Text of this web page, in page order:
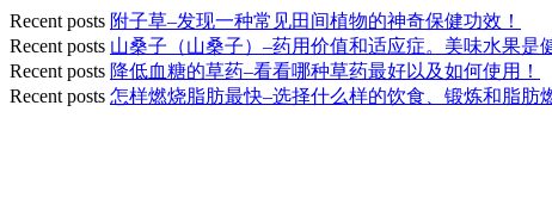
Recent posts 附子草–发现一种常见田间植物的神奇保健功效！
Recent posts 山桑子（山桑子）–药用价值和适应症。美味水果是
Recent posts 降低血糖的草药–看看哪种草药最好以及如何使用！
Recent posts 怎样燃烧脂肪最快–选择什么样的饮食、锻炼和脂肪